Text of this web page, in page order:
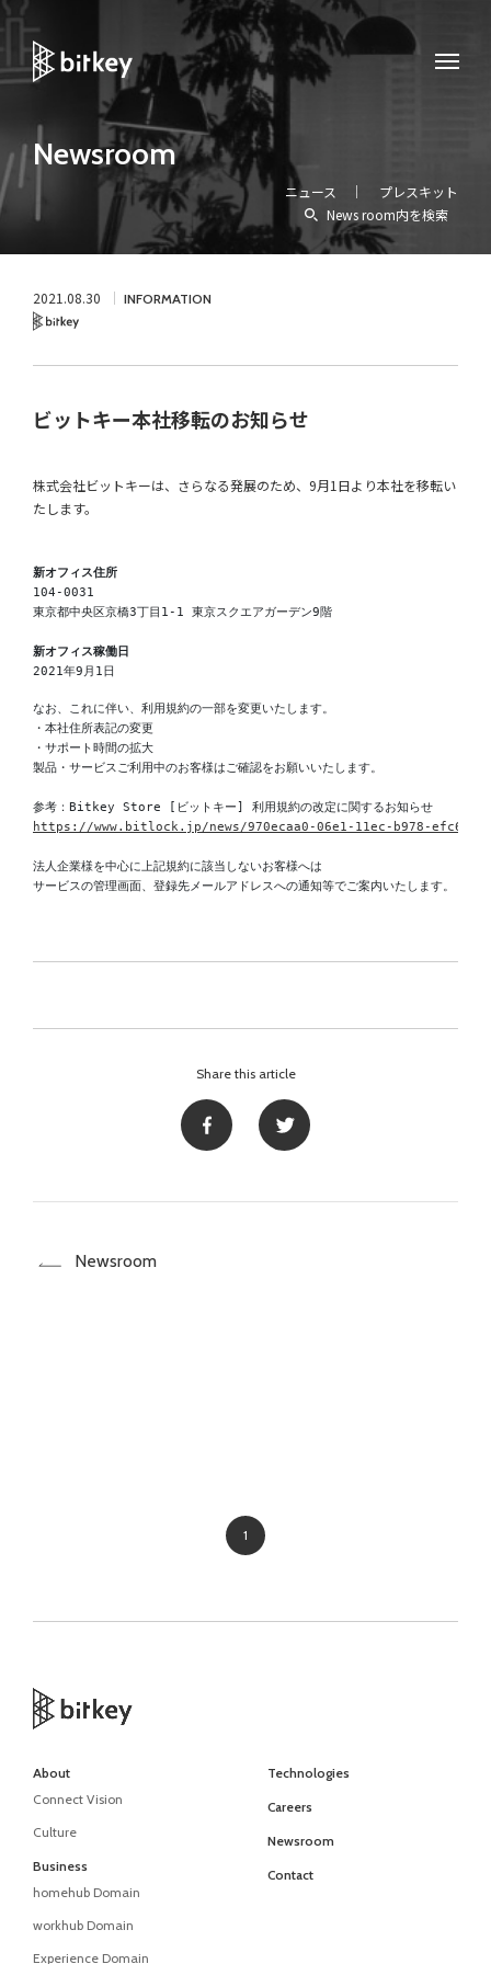
Newsroom
ニュース
プレスキット
News room内を検索
2021.08.30 INFORMATION
ビットキー本社移転のお知らせ
株式会社ビットキーは、さらなる発展のため、9月1日より本社を移転い
たします。
104-0031
東京都中央区京橋3丁目1-1 東京スクエアガーデン9階
新オフィス稼働日
2021年9月1日
なお、これに伴い、利用規約の一部を変更いたします。
・本社住所表記の変更
・サポート時間の拡大
製品・サービスご利用中のお客様はご確認をお願いいたします。
https://www.bitlock.jp/news/970ecaa0-06e1-11ec-b978-
法人企業様を中心に上記規約に該当しないお客様へは
サービスの管理画面、登録先メールアドレスへの通知等でご案内いたします。
Share this article
Newsroom
1
About
Connect Vision
Culture
Business
homehub Domain
workhub Domain
Experience Domain
Technologies
Careers
Newsroom
Contact